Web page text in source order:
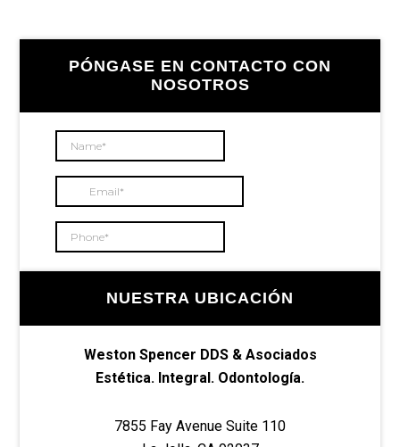
Barra
principal
PÓNGASE EN CONTACTO CON
NOSOTROS
NUESTRA UBICACIÓN
Weston Spencer DDS & Asociados
Estética. Integral. Odontología.
7855 Fay Avenue Suite 110